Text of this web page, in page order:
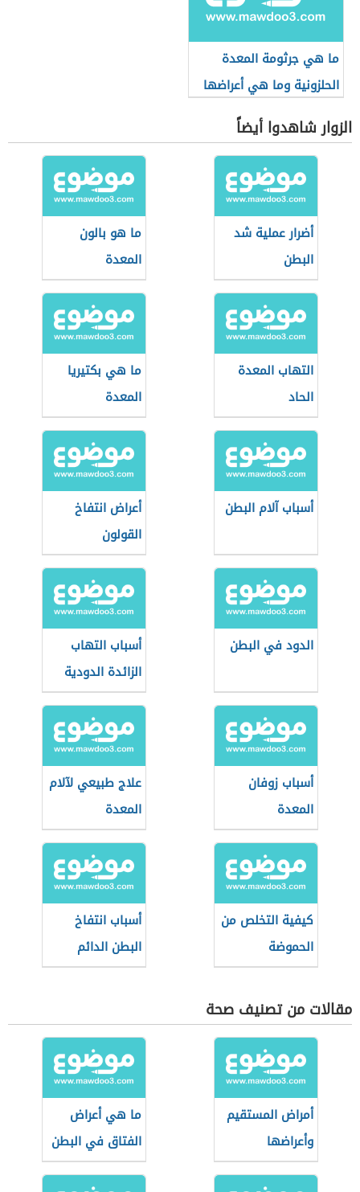
ما هي جرثومة المعدة
الحلزونية وما هي أعراضها
الزوار شاهدوا أيضاً
أضرار عملية شد
البطن
ما هو بالون
المعدة
التهاب المعدة
الحاد
ما هي بكتيريا
المعدة
أسباب آلام البطن
أعراض انتفاخ
القولون
الدود في البطن
أسباب التهاب
الزائدة الدودية
أسباب زوفان
المعدة
علاج طبيعي لآلام
المعدة
كيفية التخلص من
الحموضة
أسباب انتفاخ
البطن الدائم
مقالات من تصنيف صحة
أمراض المستقيم
وأعراضها
ما هي أعراض
الفتاق في البطن